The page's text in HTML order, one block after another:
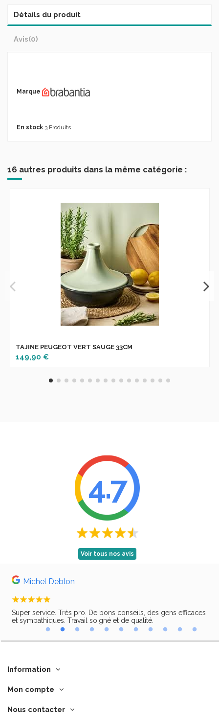
Détails du produit
Avis(0)
Marque
En stock 3 Produits
16 autres produits dans la même catégorie :
TAJINE PEUGEOT VERT SAUGE 33CM
149,90 €
4.7
Voir tous nos avis
Michel Deblon
Super service. Très pro. De bons conseils, des gens efficaces
et sympathiques. Travail soigné et de qualité.
Information
Mon compte
Nous contacter